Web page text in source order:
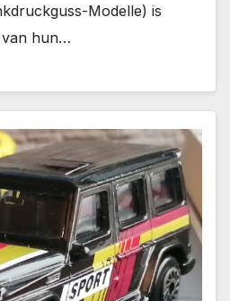
Modelle) is
van hun…